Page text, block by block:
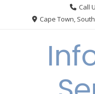
Call
Cape Town,